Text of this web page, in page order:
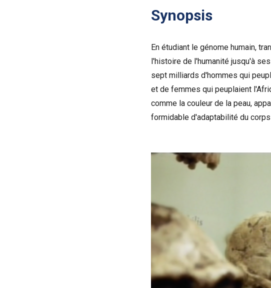
Synopsis
En étudiant le génome humain,
l'histoire de l'humanité jusqu'à
sept milliards d'hommes qui
et de femmes qui peuplaient
comme la couleur de la peau,
formidable d'adaptabilité du corps
Voir la bande-annonce